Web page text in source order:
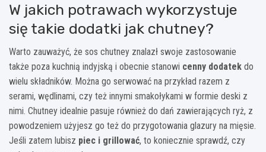
W jakich potrawach wykorzystuje
się takie dodatki jak chutney?
Warto zauważyć, że sos chutney znalazł swoje zastosowanie
także poza kuchnią indyjską i obecnie stanowi cenny dodatek do
wielu składników. Można go serwować na przykład razem z
serami, wędlinami, czy też innymi smakołykami w formie deski z
nimi. Chutney idealnie pasuje również do dań zawierających ryż, z
powodzeniem użyjesz go też do przygotowania glazury na mięsie.
Jeśli zatem lubisz piec i grillować, to koniecznie sprawdź, czy